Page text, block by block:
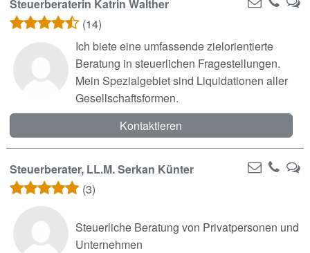
Steuerberaterin Katrin Walther
(14)
Ich biete eine umfassende zielorientierte
Beratung in steuerlichen Fragestellungen.
Mein Spezialgebiet sind Liquidationen aller
Gesellschaftsformen.
Kontaktieren
Steuerberater, LL.M. Serkan Künter
(3)
Steuerliche Beratung von Privatpersonen und
Unternehmen